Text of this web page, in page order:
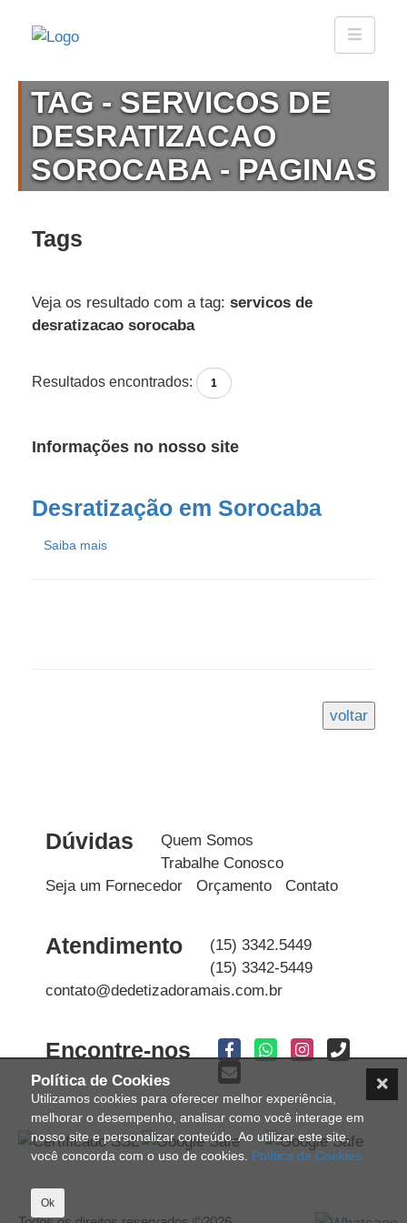
TAG - SERVICOS DE
DESRATIZACAO
SOROCABA - PAGINAS
Tags
Veja os resultado com a tag: servicos de
desratizacao sorocaba
Resultados encontrados: 1
Informações no nosso site
Desratização em Sorocaba
Saiba mais
Dúvidas
Quem Somos
Trabalhe Conosco
Seja um Fornecedor
Orçamento Contato
Atendimento
(15) 3342.5449
(15) 3342-5449
contato@dedetizadoramais.com.br
Encontre-nos
Política de Cookies
Utilizamos cookies para oferecer melhor experiência,
melhorar o desempenho, analisar como você interage em
nosso site e personalizar conteúdo. Ao utilizar este site,
você concorda com o uso de cookies. Política de Cookies
Ok